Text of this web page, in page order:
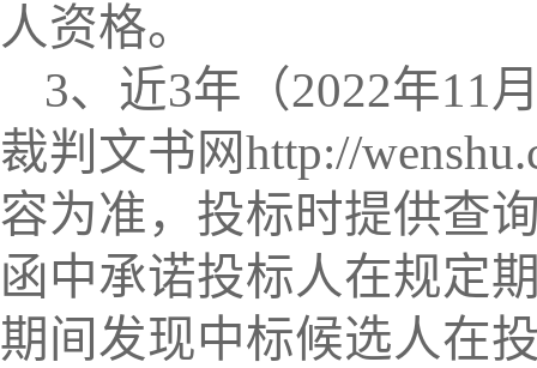
人资格。
3、近3年（2022年11
裁判文书网http://
容为准，投标时提供查
函中承诺投标人在规定
期间发现中标候选人在